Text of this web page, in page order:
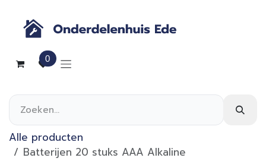
0
Alle producten
Batterijen 20 stuks AAA Alkaline